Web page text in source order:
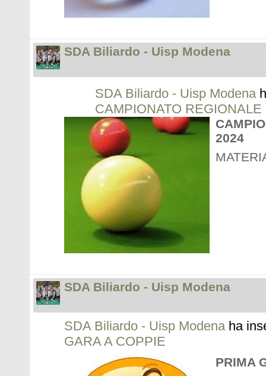
SDA Biliardo - Uisp Modena
SDA Biliardo - Uisp Modena
CAMPIONATO REGIONALE
2024
SDA Biliardo - Uisp Modena
SDA Biliardo - Uisp Modenaha
GARA A COPPIE
PRIMA